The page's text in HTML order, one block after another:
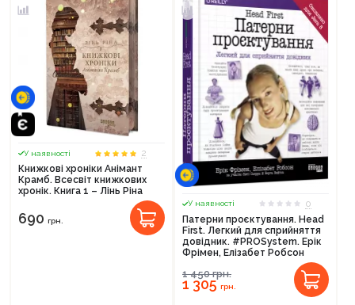
У наявності
2
Книжкові хроніки Анімант
Крамб. Всесвіт книжкових
хронік. Книга 1 – Лінь Ріна
690 грн.
У наявності
0
Патерни проєктування. Head
First. Легкий для сприйняття
довідник. #PROSystem. Ерік
Фрімен, Елізабет Робсон
1 450грн.
1 305 грн.